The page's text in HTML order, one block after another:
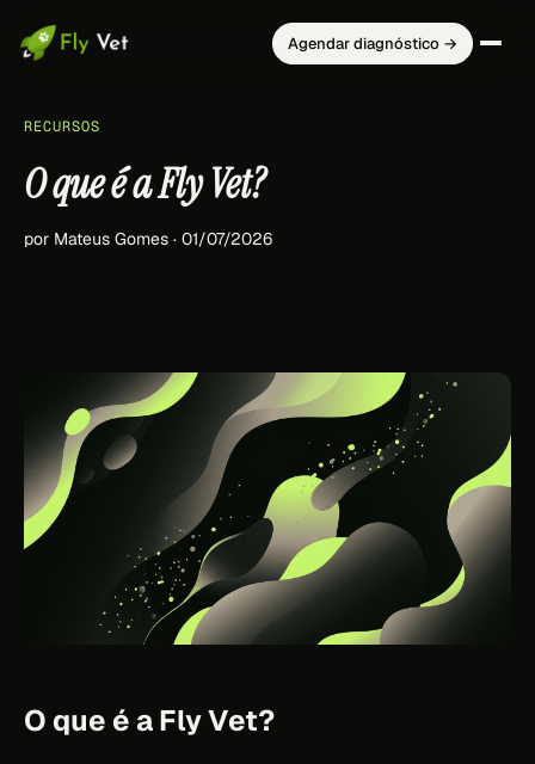
Agendar diagnóstico →
RECURSOS
O que é a Fly Vet?
por Mateus Gomes · 01/07/2026
O que é a Fly Vet?